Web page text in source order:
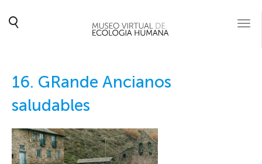
16. GRande Ancianos
saludables